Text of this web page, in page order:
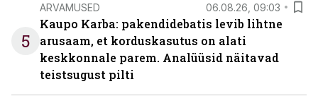
5
ARVAMUSED 06.08.26, 09:03
Kaupo Karba: pakendidebatis levib lihtne
arusaam, et korduskasutus on alati
keskkonnale parem. Analüüsid näitavad
teistsugust pilti